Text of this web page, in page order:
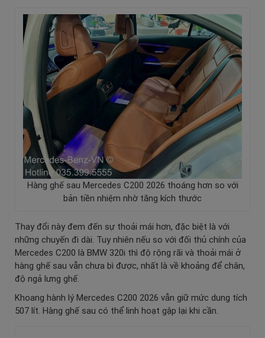
Hàng ghế sau Mercedes C200 2026 thoáng hơn so với
bản tiền nhiệm nhờ tăng kích thước
Thay đổi này đem đến sự thoải mái hơn, đặc biệt là với
những chuyến đi dài. Tuy nhiên nếu so với đối thủ chính của
Mercedes C200 là BMW 320i thì độ rộng rãi và thoải mái ở
hàng ghế sau vẫn chưa bì được, nhất là về khoảng để chân,
độ ngả lưng ghế.
Khoang hành lý Mercedes C200 2026 vẫn giữ mức dung tích
507 lít. Hàng ghế sau có thể linh hoạt gập lại khi cần.